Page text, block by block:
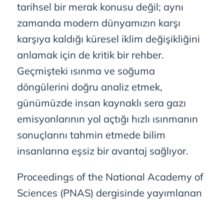
tarihsel bir merak konusu değil; aynı
zamanda modern dünyamızın karşı
karşıya kaldığı küresel iklim değişikliğini
anlamak için de kritik bir rehber.
Geçmişteki ısınma ve soğuma
döngülerini doğru analiz etmek,
günümüzde insan kaynaklı sera gazı
emisyonlarının yol açtığı hızlı ısınmanın
sonuçlarını tahmin etmede bilim
insanlarına eşsiz bir avantaj sağlıyor.
Proceedings of the National Academy of
Sciences (PNAS) dergisinde yayımlanan